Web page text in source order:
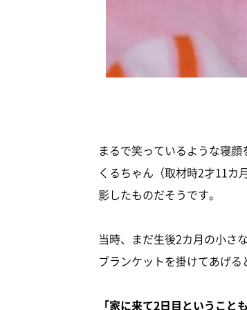
まるで笑っているような寝
くるちゃん（取材時2才11カ
影したものだそうです。
当時、まだ生後2カ月の小さ
ブランケットを掛けてあげる
「家に来て2日目ということ